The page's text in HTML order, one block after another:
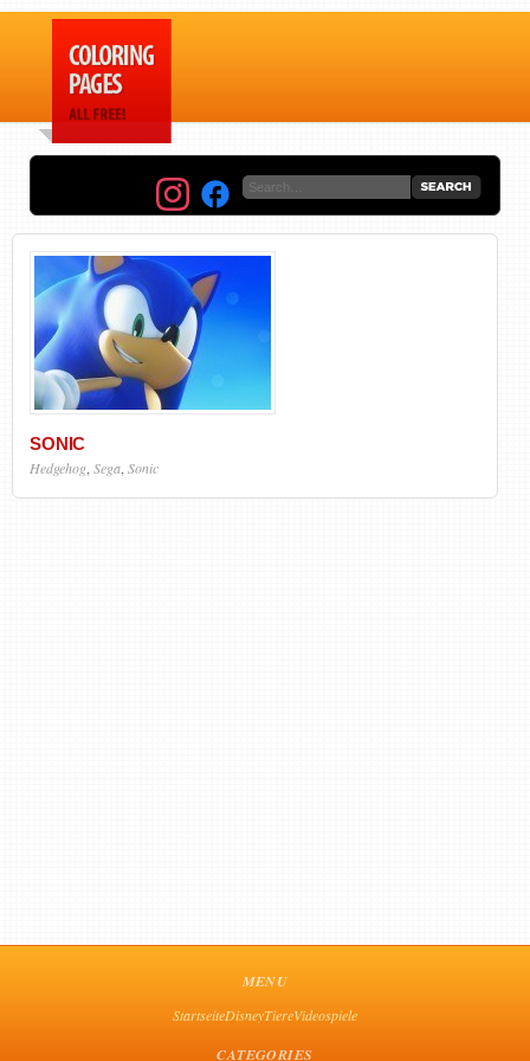
SONIC
Hedgehog Sega Sonic
MENU
StartseiteDisneyTiereVideospiele
CATEGORIES